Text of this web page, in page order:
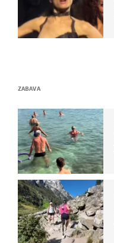
ZABAVA